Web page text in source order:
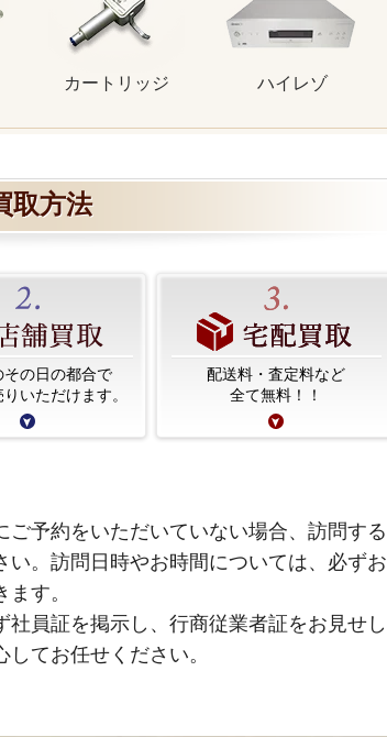
カートリッジ ハイレゾ
取方法
その日の都合で
いただけます。
配送料・査定料など
全て無料！！
予約をいただいていない場合、訪問する
。訪問日時やお時間については、必ずお
す。
員証を掲示し、行商従業者証をお見せし
てお任せください。